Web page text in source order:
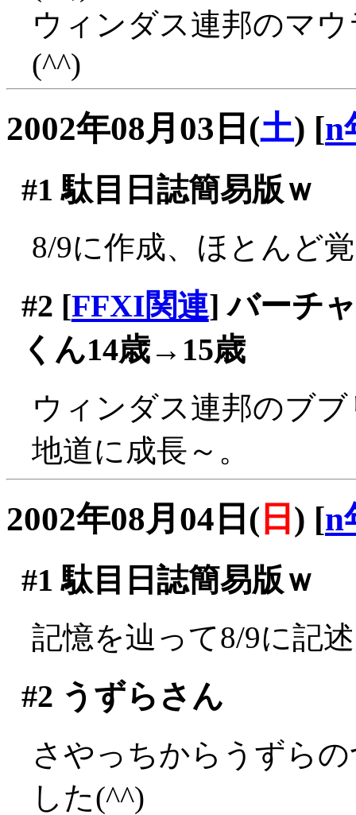
ウィンダス連邦のマ
(^^)
2002年08月03日(土) [n
#1 駄目日誌簡易版ｗ
8/9に作成、ほとんど
#2 [FFXI関連] バーチ
くん14歳→15歳
ウィンダス連邦のブ
地道に成長～。
2002年08月04日( 日 ) [n
#1 駄目日誌簡易版ｗ
記憶を辿って8/9に記
#2 うずらさん
さやっちからうずら
した(^^)